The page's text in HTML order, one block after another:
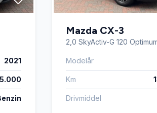
2021
Mazda CX-3
2,0 SkyActiv-G 120
Modelår
Km
Drivmiddel